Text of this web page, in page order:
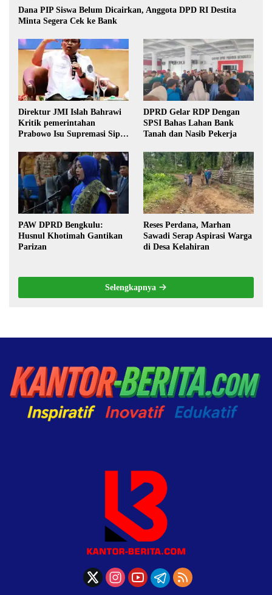
Dana PIP Siswa Belum Dicairkan, Anggota DPD RI Destita
Minta Segera Cek ke Bank
Direktur JMI Islah Bahrawi
Kritik pemerintahan
Prabowo Isu Supremasi Sipil,
Pilkada oleh DPRD
DPRD Gelar RDP Dengan
SPSI Bahas Lahan Bank
Tanah dan Nasib Pekerja
PAW DPRD Bengkulu:
Husnul Khotimah Gantikan
Parizan
Reses Perdana, Marhan
Sawadi Serap Aspirasi Warga
di Desa Kelahiran
Selengkapnya